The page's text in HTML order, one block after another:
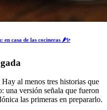
casa de las cocineras 🌶️✨
al menos tres historias que
una versión señala que fueron
las primeras en prepararlo.